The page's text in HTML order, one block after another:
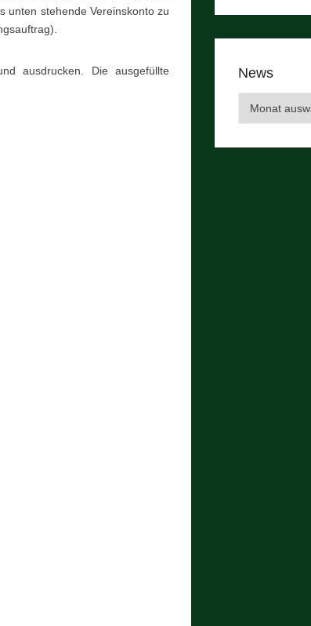
unten stehende Vereinskonto zu
ausdrucken. Die ausgefüllte
News